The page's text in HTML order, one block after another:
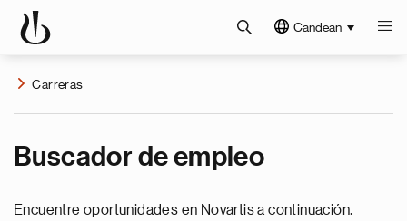
Candean
Carreras
Buscador de empleo
Encuentre oportunidades en Novartis a continuación.